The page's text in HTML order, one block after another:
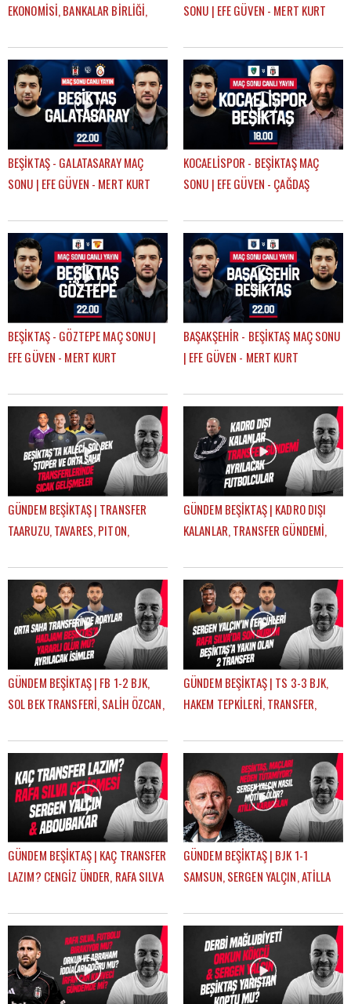
EKONOMİSİ, BANKALAR BİRLİĞİ,
GÖKHAN TİRYAKİ
SONU | EFE GÜVEN - MERT KURT
BEŞİKTAŞ - GALATASARAY MAÇ
SONU | EFE GÜVEN - MERT KURT
KOCAELİSPOR - BEŞİKTAŞ MAÇ
SONU | EFE GÜVEN - ÇAĞDAŞ
BEŞİKTAŞ - GÖZTEPE MAÇ SONU |
EFE GÜVEN - MERT KURT
BAŞAKŞEHİR - BEŞİKTAŞ MAÇ SONU
| EFE GÜVEN - MERT KURT
GÜNDEM BEŞİKTAŞ | TRANSFER
TAARUZU, TAVARES, PITON,
STROEYKENS | ÇAĞDAŞ SEVİNÇ
GÜNDEM BEŞİKTAŞ | KADRO DIŞI
KALANLAR, TRANSFER GÜNDEMİ,
SEVİNÇ
GÜNDEM BEŞİKTAŞ | FB 1-2 BJK,
SOL BEK TRANSFERİ, SALİH ÖZCAN,
SEVİNÇ
GÜNDEM BEŞİKTAŞ | TS 3-3 BJK,
HAKEM TEPKİLERİ, TRANSFER,
ÇAĞDAŞ SEVİNÇ
GÜNDEM BEŞİKTAŞ | KAÇ TRANSFER
LAZIM? CENGİZ ÜNDER, RAFA SILVA
SEVİNÇ
GÜNDEM BEŞİKTAŞ | BJK 1-1
SAMSUN, SERGEN YALÇIN, ATİLLA
ÇAĞDAŞ SEVİNÇ